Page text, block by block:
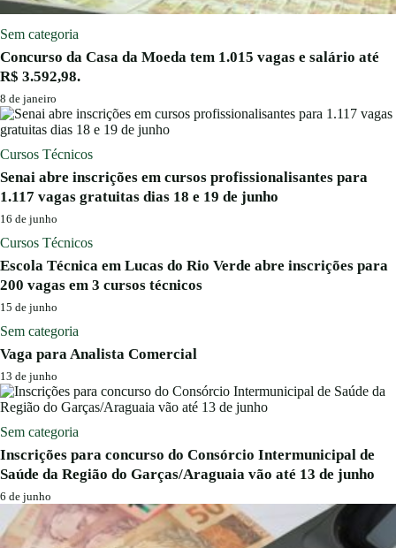
Sem categoria
Concurso da Casa da Moeda tem 1.015 vagas e salário até
R$ 3.592,98.
8 de janeiro
Cursos Técnicos
Senai abre inscrições em cursos profissionalisantes para
1.117 vagas gratuitas dias 18 e 19 de junho
16 de junho
Cursos Técnicos
Escola Técnica em Lucas do Rio Verde abre inscrições para
200 vagas em 3 cursos técnicos
15 de junho
Sem categoria
Vaga para Analista Comercial
13 de junho
Sem categoria
Inscrições para concurso do Consórcio Intermunicipal de
Saúde da Região do Garças/Araguaia vão até 13 de junho
6 de junho